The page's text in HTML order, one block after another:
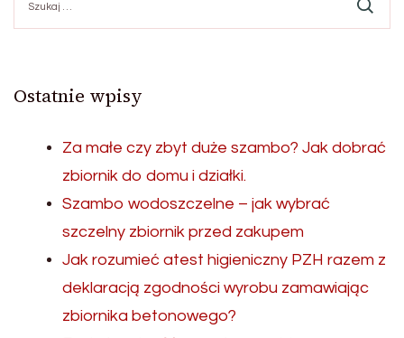
Ostatnie wpisy
Za małe czy zbyt duże szambo? Jak dobrać
zbiornik do domu i działki.
Szambo wodoszczelne – jak wybrać
szczelny zbiornik przed zakupem
Jak rozumieć atest higieniczny PZH razem z
deklaracją zgodności wyrobu zamawiając
zbiornika betonowego?